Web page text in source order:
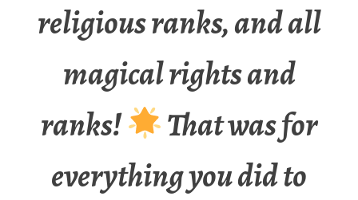
religious ranks, and all
magical rights and
ranks!
That was for
everything you did to